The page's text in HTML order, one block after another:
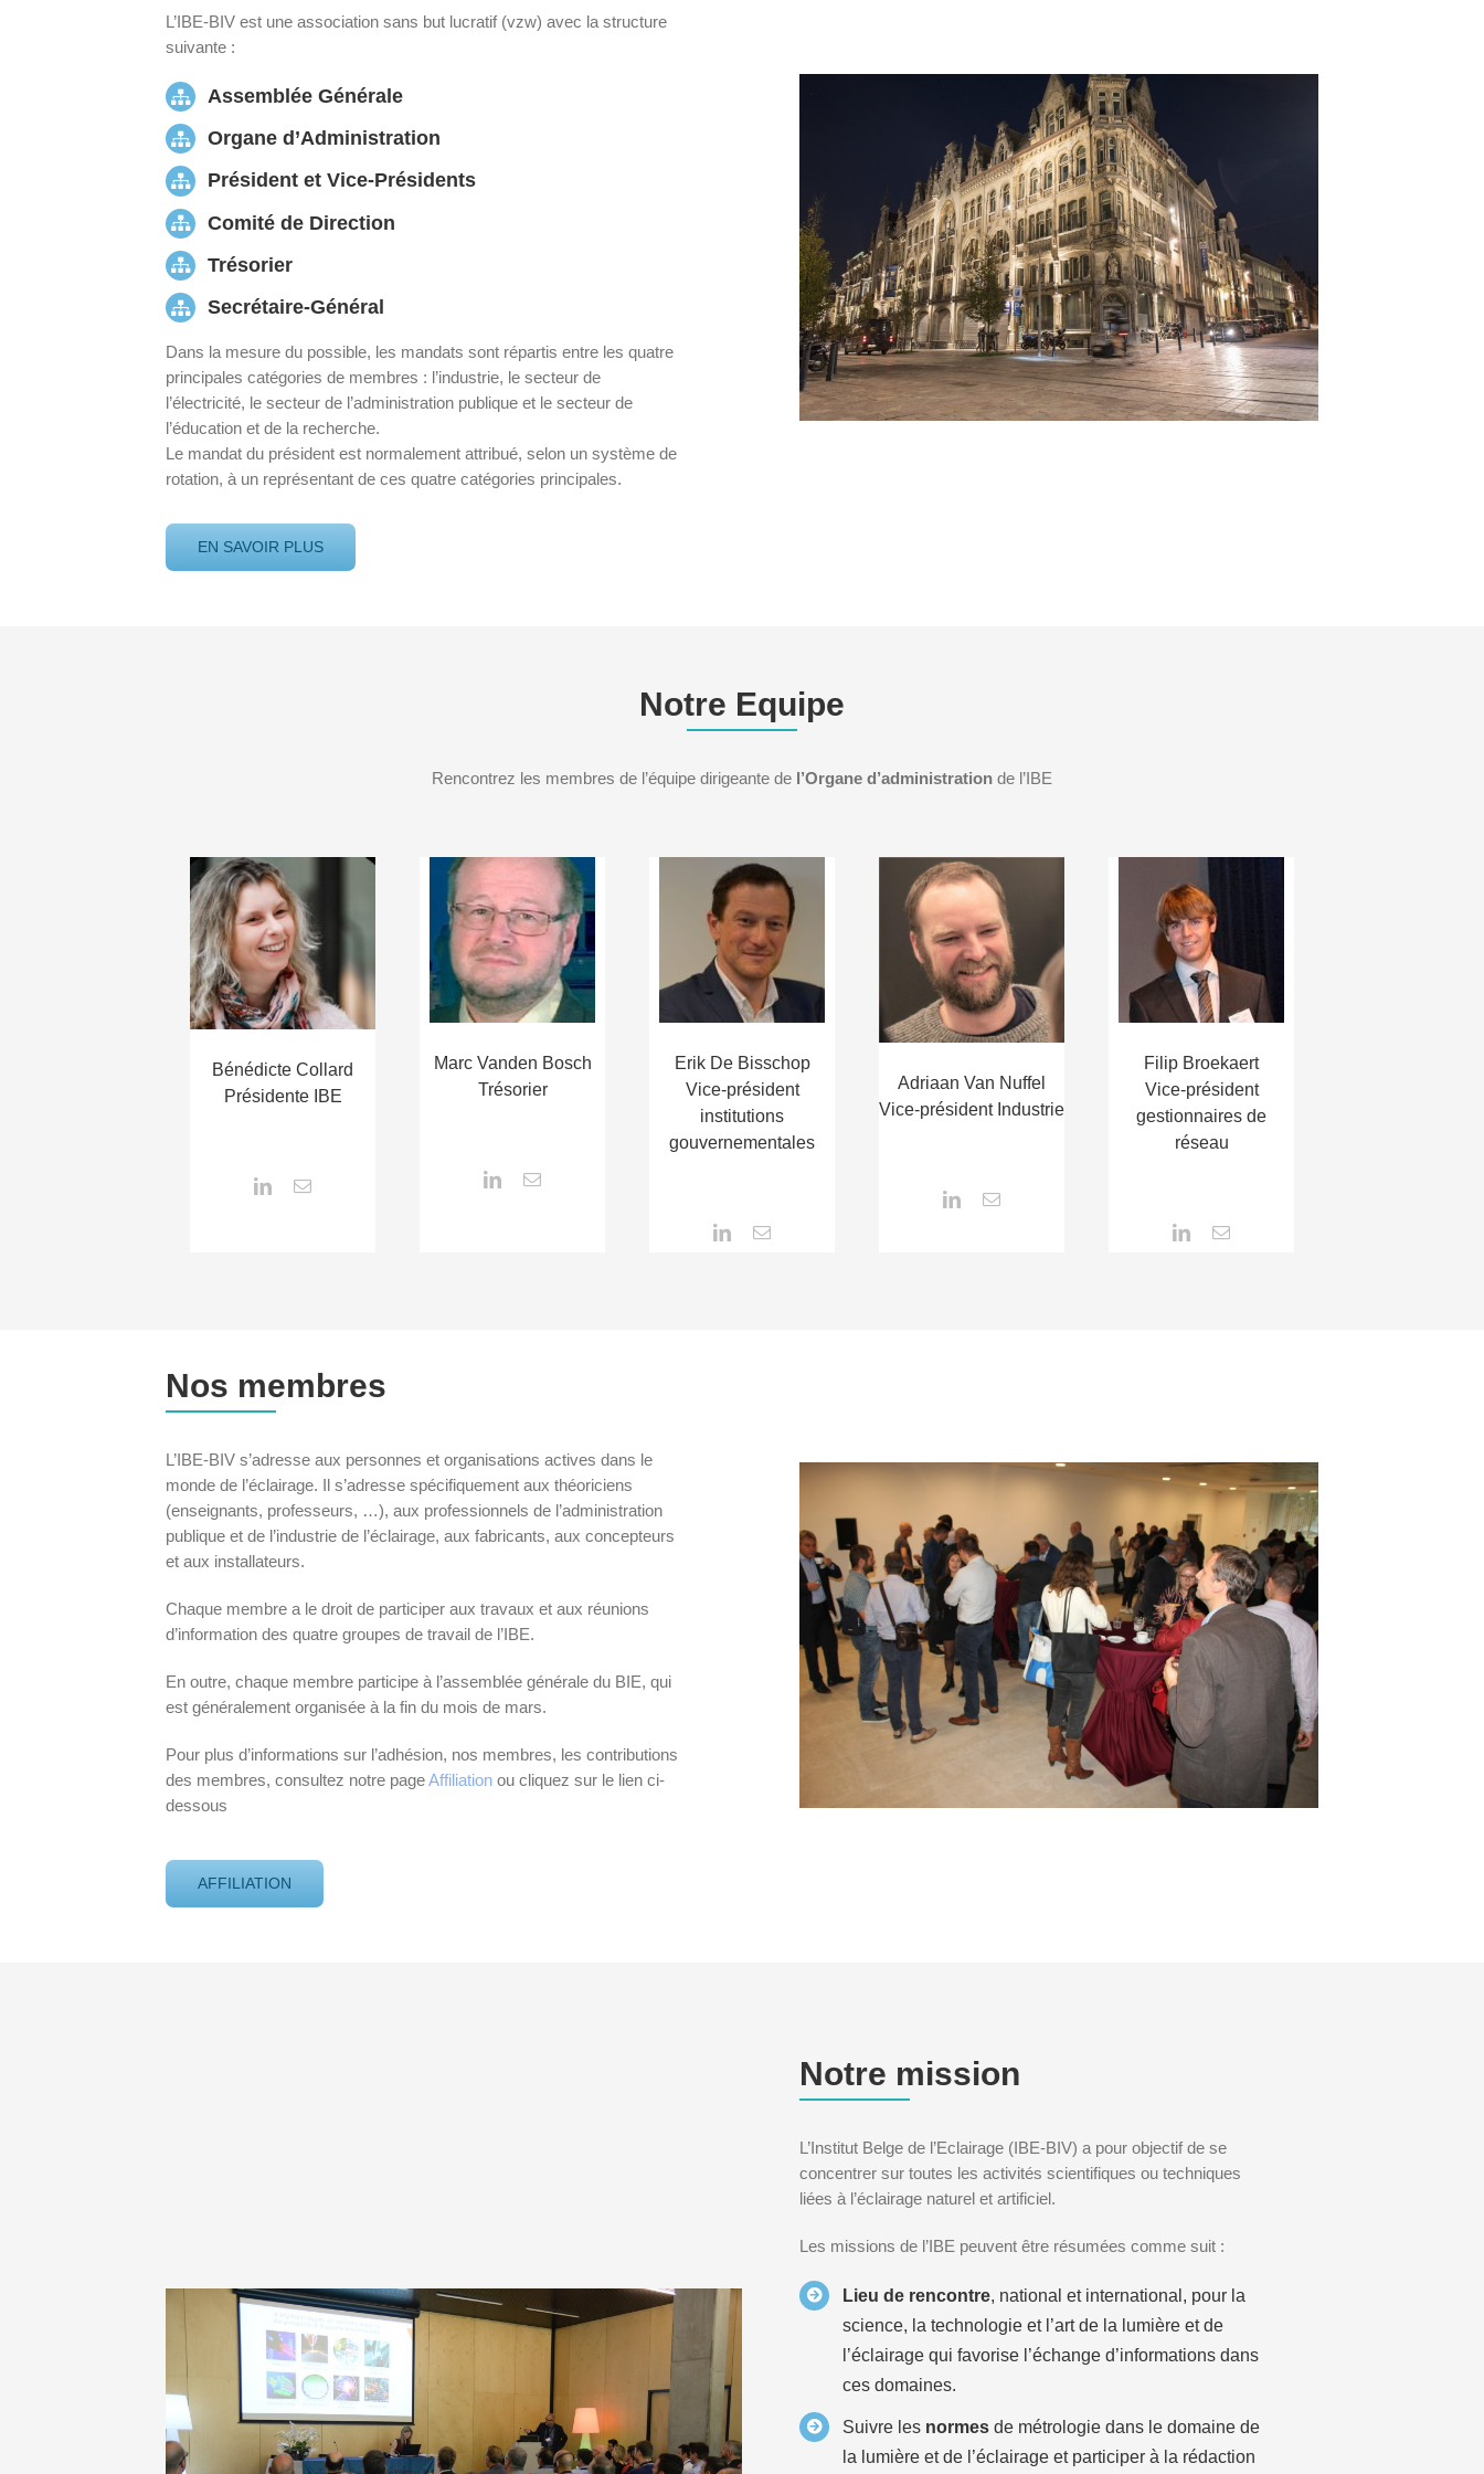
L’IBE-BIV est une association sans but lucratif (vzw) avec la structure
suivante :
Assemblée Générale
Organe d’Administration
Président et Vice-Présidents
Comité de Direction
Trésorier
Secrétaire-Général
Dans la mesure du possible, les mandats sont répartis entre les quatre
principales catégories de membres : l’industrie, le secteur de
l’électricité, le secteur de l’administration publique et le secteur de
l’éducation et de la recherche.
Le mandat du président est normalement attribué, selon un système de
rotation, à un représentant de ces quatre catégories principales.
EN SAVOIR PLUS
Notre Equipe
Rencontrez les membres de l’équipe dirigeante de l’Organe d’administration de l’IBE
Bénédicte Collard
Présidente IBE
Marc Vanden Bosch
Trésorier
Erik De Bisschop
Vice-président
institutions
gouvernementales
Adriaan Van Nuffel
Vice-président Industrie
Filip Broekaert
Vice-président
gestionnaires de
réseau
Nos membres
L’IBE-BIV s’adresse aux personnes et organisations actives dans le
monde de l’éclairage. Il s’adresse spécifiquement aux théoriciens
(enseignants, professeurs, …), aux professionnels de l’administration
publique et de l’industrie de l’éclairage, aux fabricants, aux concepteurs
et aux installateurs.
Chaque membre a le droit de participer aux travaux et aux réunions
d’information des quatre groupes de travail de l’IBE.
En outre, chaque membre participe à l’assemblée générale du BIE, qui
est généralement organisée à la fin du mois de mars.
Pour plus d’informations sur l’adhésion, nos membres, les contributions
des membres, consultez notre pageAffiliation ou cliquez sur le lien ci-
dessous
AFFILIATION
Notre mission
L’Institut Belge de l’Eclairage (IBE-BIV) a pour objectif de se
concentrer sur toutes les activités scientifiques ou techniques
liées à l’éclairage naturel et artificiel.
Les missions de l’IBE peuvent être résumées comme suit :
Lieu de rencontre, national et international, pour la
science, la technologie et l’art de la lumière et de
l’éclairage qui favorise l’échange d’informations dans
ces domaines.
Suivre les normes de métrologie dans le domaine de
la lumière et de l’éclairage et participer à la rédaction